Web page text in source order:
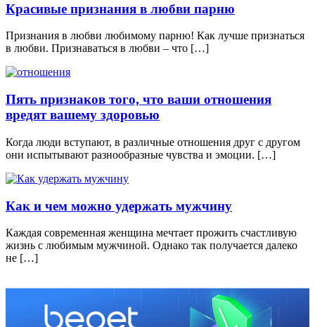
Красивые признания в любви парню
Признания в любви любимому парню! Как лучше признаться
в любви. Признаваться в любви – что […]
Пять признаков того, что ваши отношения
вредят вашему здоровью
Когда люди вступают, в различные отношения друг с другом
они испытывают разнообразные чувства и эмоции. […]
Как и чем можно удержать мужчину
Каждая современная женщина мечтает прожить счастливую
жизнь с любимым мужчиной. Однако так получается далеко
не […]